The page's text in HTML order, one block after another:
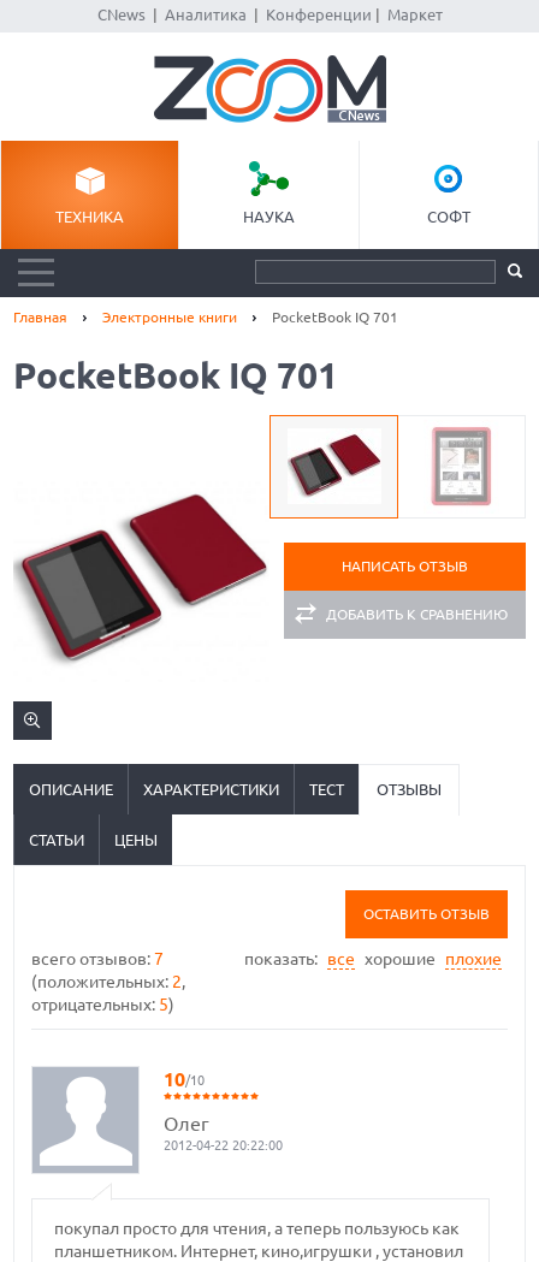
CNews| Аналитика Конференции Маркет
ТЕХНИКА НАУКА СОФТ
Главная Электронные книги PocketBook IQ 701
PocketBook IQ 701
НАПИСАТЬ ОТЗЫВ
ДОБАВИТЬ К СРАВНЕНИЮ
ОПИСАНИЕ ХАРАКТЕРИСТИКИ ТЕСТ ОТЗЫВЫ
СТАТЬИ ЦЕНЫ
ОСТАВИТЬ ОТЗЫВ
показать: все хорошие плохие
всего отзывов:7
(положительных: 2,
отрицательных: 5)
10/10
Олег
2012-04-22 20:22:00
покупал просто для чтения, а теперь пользуюсь как
планшетником. Интернет, кино,игрушки , установил